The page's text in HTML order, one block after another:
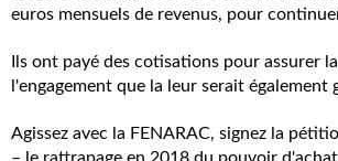
euros mensuels de revenus, pour
Ils ont payé des cotisations pour assurer
l'engagement que la leur serait
Agissez avec la FENARAC, signez la
– le rattrapage en 2018 du pouvoir